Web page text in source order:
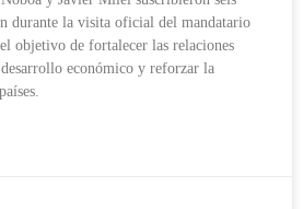
durante la visita oficial del mandatario
objetivo de fortalecer las relaciones
económico y reforzar la